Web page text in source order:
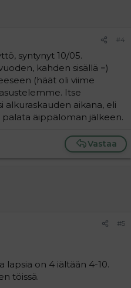
#4
syntynyt 10/05.
kahden sisällä =)
(häät oli viime
Itse
alkuraskauden aikana, eli
äippäloman jälkeen.
Vastaa
#5
lapsia on 4 iältään 4-10.
töissä.